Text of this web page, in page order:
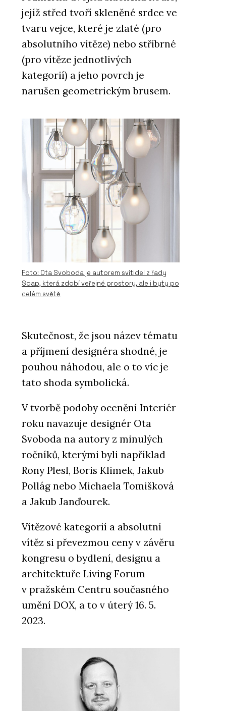
jejíž střed tvoří skleněné srdce ve
tvaru vejce, které je zlaté (pro
absolutního vítěze) nebo stříbrné
(pro vítěze jednotlivých
kategorií) a jeho povrch je
narušen geometrickým brusem.
Foto: Ota Svoboda je autorem svítidel z řady
Soap, která zdobí veřejné prostory, ale i byty po
celém světě
Skutečnost, že jsou název tématu
a příjmení designéra shodné, je
pouhou náhodou, ale o to víc je
tato shoda symbolická.
V tvorbě podoby ocenění Interiér
roku navazuje designér Ota
Svoboda na autory z minulých
ročníků, kterými byli například
Rony Plesl, Boris Klimek, Jakub
Pollág nebo Michaela Tomišková
a Jakub Janďourek.
Vítězové kategorií a absolutní
vítěz si převezmou ceny v závěru
kongresu o bydlení, designu a
architektuře Living Forum
v pražském Centru současného
umění DOX, a to v úterý 16. 5.
2023.